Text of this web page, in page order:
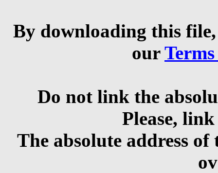
By downloading this
our
Do not link the
Please,
The absolute address